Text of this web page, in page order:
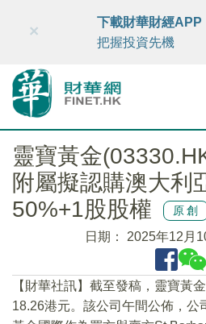
財華智庫網 FINTV
×
下載財華財經APP
把握投資先機
靈寶黃金
附屬擬認購澳大利
50%+1股股權
原創
日期： 2025年12月
【財華社訊】截至發稿，靈寶黃
18.26港元。該公司午間公佈，公